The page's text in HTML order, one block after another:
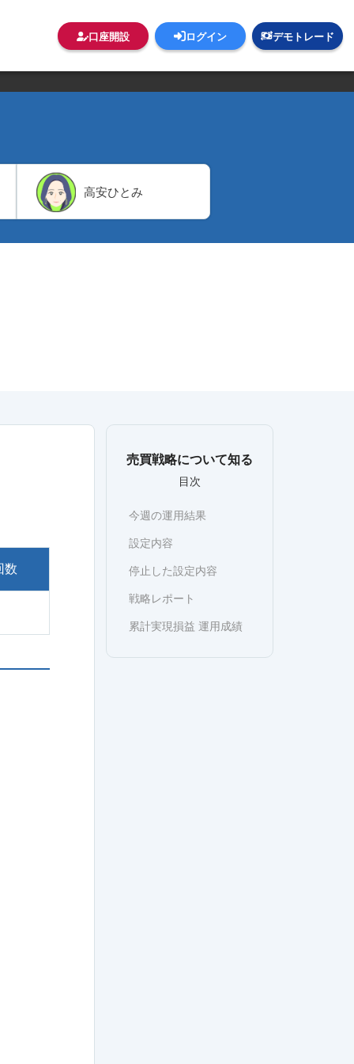
口座開設 ログイン デモトレード
高安ひとみ
数
売買戦略について知る
目次
今週の運用結果
設定内容
停止した設定内容
戦略レポート
累計実現損益 運用成績